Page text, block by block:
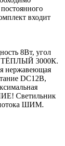
входит
8Вт, угол
ТЁПЛЫЙ 3000К.
нержавеющая
DC12В,
Светильник
потока ШИМ.